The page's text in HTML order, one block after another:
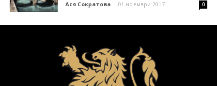
Ася Сократова - 01 ноември 2017 0